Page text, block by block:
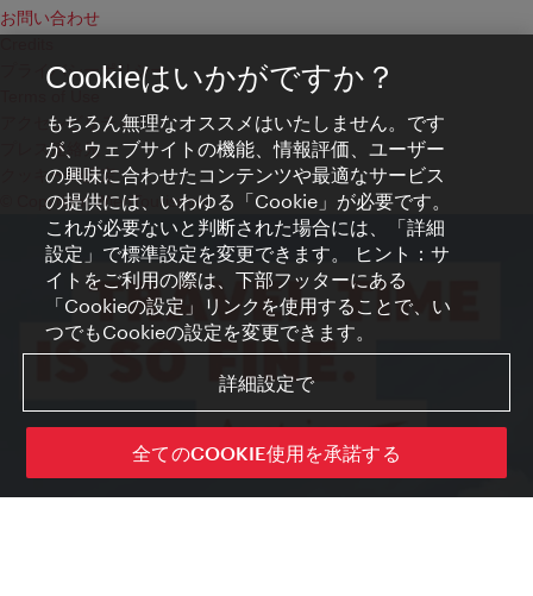
お問い合わせ
プライバシーポリシー
アクセシビリティ
プレス連絡先
クッキーの設定
© Copyright WienTourismus
Cookieはいかがですか？
もちろん無理なオススメはいたしません。です
が、ウェブサイトの機能、情報評価、ユーザー
の興味に合わせたコンテンツや最適なサービス
の提供には、いわゆる「Cookie」が必要です。
これが必要ないと判断された場合には、「詳細
設定」で標準設定を変更できます。 ヒント：サ
イトをご利用の際は、下部フッターにある
「Cookieの設定」リンクを使用することで、い
つでもCookieの設定を変更できます。
詳細設定で
全てのCOOKIE使用を承諾する